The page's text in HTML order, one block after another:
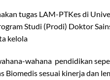
tugas LAM-PTKes di
Studi (Prodi) Doktor
kelola
wahana pendidikan
Biomedis sesuai kinerja dan